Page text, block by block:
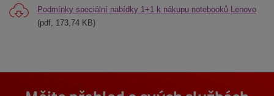
Podmínky speciální nabídky 1+1 k nákupu notebooků Lenovo
(pdf, 173,74 KB)